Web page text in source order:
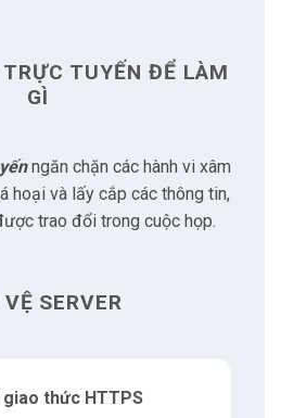
nhật định kỳ
Firewall
truy cập
TUYẾN ĐỂ LÀM
GÌ
ngăn chặn các hành vi xâm
hoại và lấy cắp các thông tin,
trao đổi trong cuộc họp.
SERVER
giao thức HTTPS